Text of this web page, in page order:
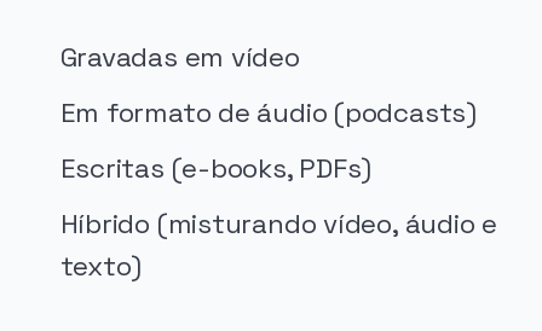
Gravadas em vídeo
Em formato de áudio (podcasts)
Escritas (e-books, PDFs)
Híbrido (misturando vídeo, áudio e
texto)